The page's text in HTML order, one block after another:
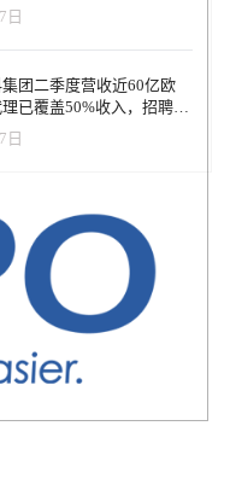
。它的成功使得公司所有
天、完成AI评估，甚至接
需安排与招聘经理的通
的临界点”。现在，我们正
、务实、且易于理解的
的高错误率），但一
集，AI的表现相当令人满
代之的是超过1万亿美元的
当，你仍可能得到错误
习如何“验证AI”的输
日
集团二季度营收近60亿欧
已覆盖50%收入，招聘服
阶段
日